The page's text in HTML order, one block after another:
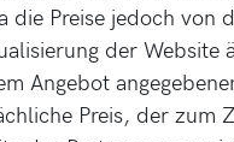
die Preise jedoch von
der Website
Angebot
Preis, der zum